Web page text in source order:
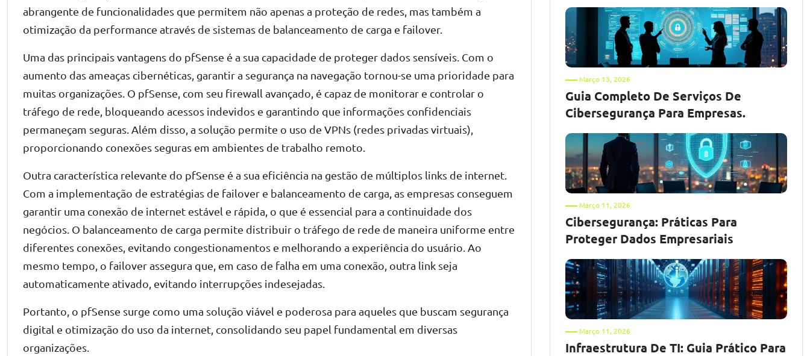
abrangente de funcionalidades que permitem não apenas a proteção de redes, mas também a
otimização da performance através de sistemas de balanceamento de carga e failover.
Uma das principais vantagens do pfSense é a sua capacidade de proteger dados sensíveis. Com o
aumento das ameaças cibernéticas, garantir a segurança na navegação tornou-se uma prioridade para
muitas organizações. O pfSense, com seu firewall avançado, é capaz de monitorar e controlar o
tráfego de rede, bloqueando acessos indevidos e garantindo que informações confidenciais
permaneçam seguras. Além disso, a solução permite o uso de VPNs (redes privadas virtuais),
proporcionando conexões seguras em ambientes de trabalho remoto.
Outra característica relevante do pfSense é a sua eficiência na gestão de múltiplos links de internet.
Com a implementação de estratégias de failover e balanceamento de carga, as empresas conseguem
garantir uma conexão de internet estável e rápida, o que é essencial para a continuidade dos
negócios. O balanceamento de carga permite distribuir o tráfego de rede de maneira uniforme entre
diferentes conexões, evitando congestionamentos e melhorando a experiência do usuário. Ao
mesmo tempo, o failover assegura que, em caso de falha em uma conexão, outra link seja
automaticamente ativado, evitando interrupções indesejadas.
Portanto, o pfSense surge como uma solução viável e poderosa para aqueles que buscam segurança
digital e otimização do uso da internet, consolidando seu papel fundamental em diversas
organizações.
Março 13, 2026
Guia Completo De Serviços De
Cibersegurança Para Empresas.
Março 11, 2026
Cibersegurança: Práticas Para
Proteger Dados Empresariais
Março 11, 2026
Infraestrutura De TI: Guia Prático Para